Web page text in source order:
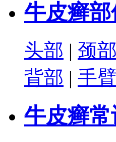
牛皮癣部
头部 | 颈部
背部 | 手臂
牛皮癣常